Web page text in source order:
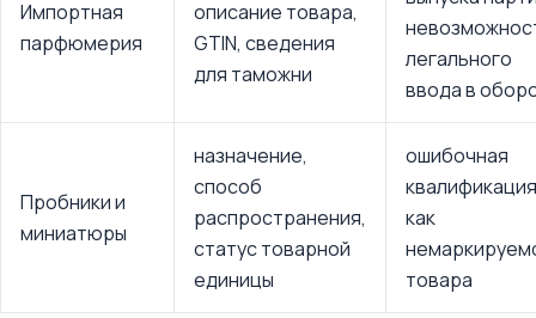
Импортная
парфюмерия
описание товара,
GTIN, сведения
для таможни
легального
ввода в
Пробники и
миниатюры
назначение,
способ
распространения,
статус товарной
единицы
ошибочная
квалификация
как
товара